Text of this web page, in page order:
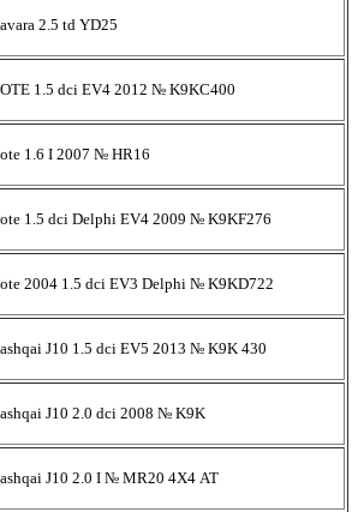
2.5 td YD25
1.5 dci EV4 2012 № K9KC400
1.6 I 2007 № HR16
1.5 dci Delphi EV4 2009 № K9KF276
2004 1.5 dci EV3 Delphi № K9KD722
J10 1.5 dci EV5 2013 № K9K 430
J10 2.0 dci 2008 № K9K
J10 2.0 I № MR20 4Х4 AT